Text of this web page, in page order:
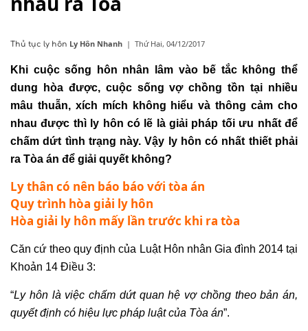
Thủ tục ly hôn Ly Hôn Nhanh | Thứ Hai, 04/12/2017
Khi cuộc sống hôn nhân lâm vào bế tắc không thể
dung hòa được, cuộc sống vợ chồng tồn tại nhiều
mâu thuẫn, xích mích không hiểu và thông cảm cho
nhau được thì ly hôn có lẽ là giải pháp tối ưu nhất để
chấm dứt tình trạng này. Vậy ly hôn có nhất thiết phải
ra Tòa án để giải quyết không?
Ly thân có nên báo báo với tòa án
Quy trình hòa giải ly hôn
Hòa giải ly hôn mấy lần trước khi ra tòa
Căn cứ theo quy định của Luật Hôn nhân Gia đình 2014 tại
Khoản 14 Điều 3:
“Ly hôn là việc chấm dứt quan hệ vợ chồng theo bản án,
quyết định có hiệu lực pháp luật của Tòa án”.